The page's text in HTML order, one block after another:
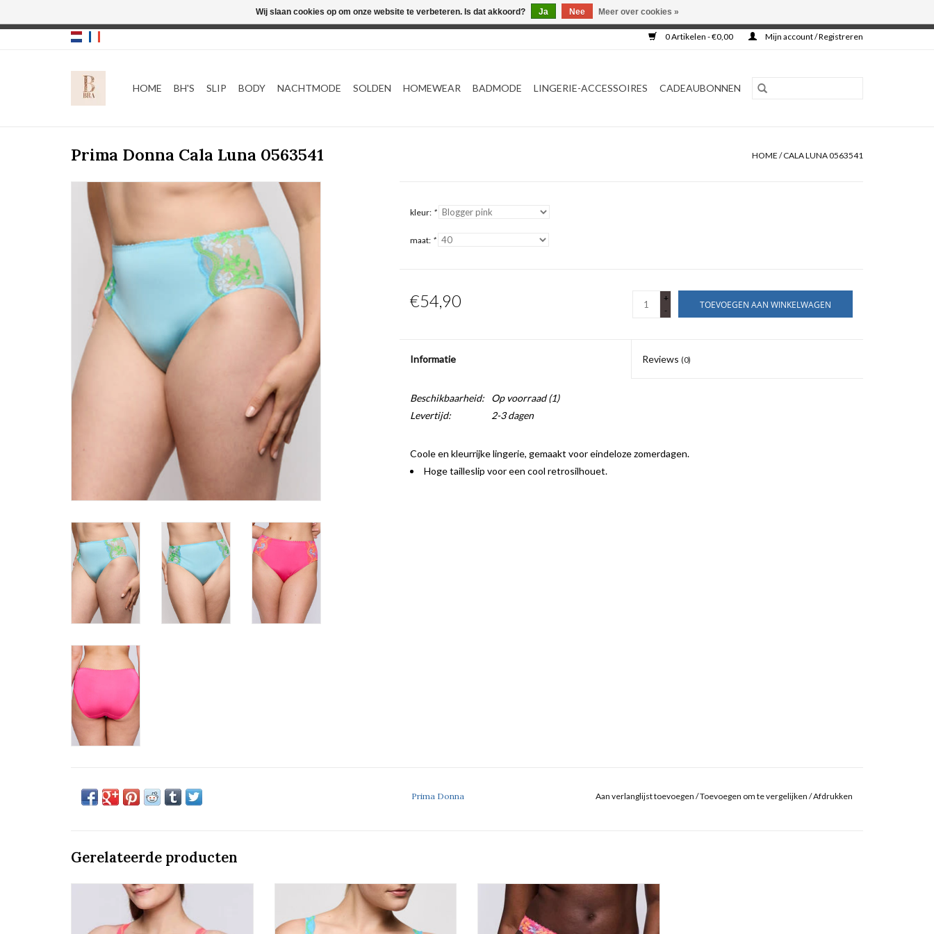
0 Artikelen - €0,00 Mijn account / Registreren
HOME BH'S SLIP BODY NACHTMODE SOLDEN HOMEWEAR BADMODE LINGERIE-ACCESSOIRES CADEAUBONNEN
Prima Donna Cala Luna 0563541 HOME /CALA LUNA 0563541
kleur: *
maat: *
€54,90
+
-
TOEVOEGEN AAN WINKELWAGEN
Informatie Reviews (0)
Beschikbaarheid: Op voorraad(1)
Levertijd:
2-3 dagen
Coole en kleurrijke lingerie, gemaakt voor eindeloze zomerdagen.
Hoge tailleslip voor een cool retrosilhouet.
Prima Donna Aan verlanglijst toevoegen /Toevoegen om te vergelijken /Afdrukken
Gerelateerde producten
Plunge Bh halve Mousse Cup
Prima Donna Cala Luna
TOEVOEGEN AAN WINKELWAGEN
Volle Cup Beha
Prima Donna Cala Luna.
Rioslip
TOEVOEGEN AAN WINKELWAGEN
Wij slaan cookies op om onze website te verbeteren. Is dat akkoord? Ja Nee Meer over cookies »
Webshop werkt met EU maten. .